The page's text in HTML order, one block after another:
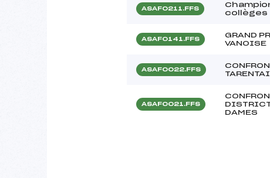
ASAF0211.FFS
collèges
ASAF0141.FFS
GRAND
VANOISE
ASAF0022.FFS
ASAF0021.FFS
DAMES